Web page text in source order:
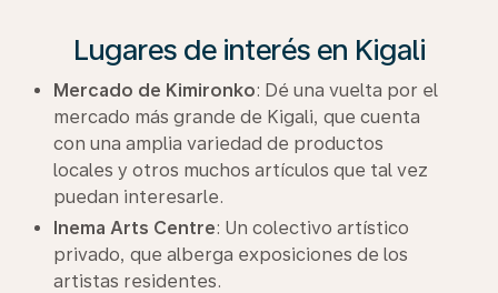
Lugares de interés en Kigali
Mercado de Kimironko: Dé una vuelta por el
mercado más grande de Kigali, que cuenta
con una amplia variedad de productos
locales y otros muchos artículos que tal vez
puedan interesarle.
Inema Arts Centre: Un colectivo artístico
privado, que alberga exposiciones de los
artistas residentes.